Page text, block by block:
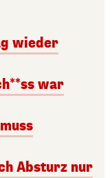
wieder
war
Absturz nur